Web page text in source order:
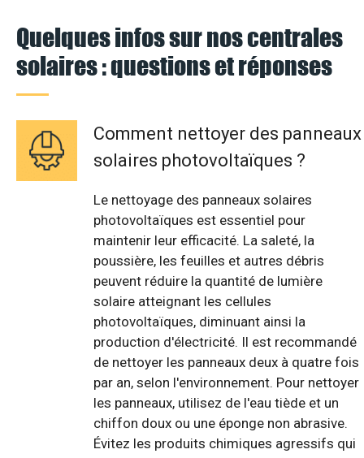
Quelques infos sur nos centrales
solaires : questions et réponses
Comment nettoyer des panneaux
solaires photovoltaïques ?
Le nettoyage des panneaux solaires
photovoltaïques est essentiel pour
maintenir leur efficacité. La saleté, la
poussière, les feuilles et autres débris
peuvent réduire la quantité de lumière
solaire atteignant les cellules
photovoltaïques, diminuant ainsi la
production d'électricité. Il est recommandé
de nettoyer les panneaux deux à quatre fois
par an, selon l'environnement. Pour nettoyer
les panneaux, utilisez de l'eau tiède et un
chiffon doux ou une éponge non abrasive.
Évitez les produits chimiques agressifs qui